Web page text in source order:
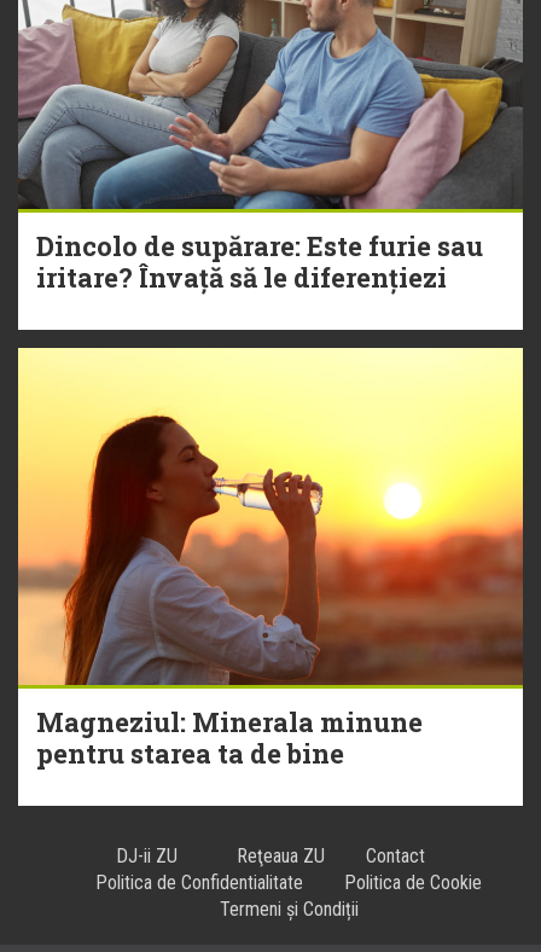
Dincolo de supărare: Este furie sau
iritare? Învață să le diferențiezi
Magneziul: Minerala minune
pentru starea ta de bine
DJ-ii ZU Reţeaua ZU
Contact
Politica de Confidentialitate
Politica de Cookie
Termeni și Condiții